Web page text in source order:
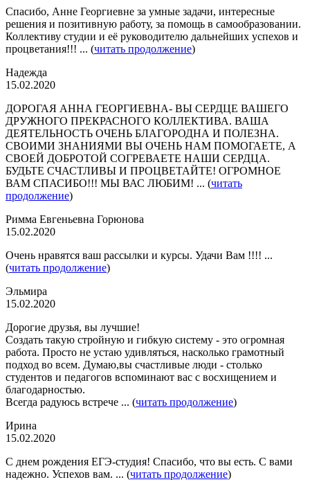
Спасибо, Анне Георгиевне за умные задачи, интересные
решения и позитивную работу, за помощь в самообразовании.
Коллективу студии и её руководителю дальнейших успехов и
процветания!!! ... (читать продолжение)
Надежда
15.02.2020
ДОРОГАЯ АННА ГЕОРГИЕВНА- ВЫ СЕРДЦЕ ВАШЕГО
ДРУЖНОГО ПРЕКРАСНОГО КОЛЛЕКТИВА. ВАША
ДЕЯТЕЛЬНОСТЬ ОЧЕНЬ БЛАГОРОДНА И ПОЛЕЗНА.
СВОИМИ ЗНАНИЯМИ ВЫ ОЧЕНЬ НАМ ПОМОГАЕТЕ, А
СВОЕЙ ДОБРОТОЙ СОГРЕВАЕТЕ НАШИ СЕРДЦА.
БУДЬТЕ СЧАСТЛИВЫ И ПРОЦВЕТАЙТЕ! ОГРОМНОЕ
ВАМ СПАСИБО!!! МЫ ВАС ЛЮБИМ! ... (читать
продолжение)
Римма Евгеньевна Горюнова
15.02.2020
Очень нравятся ваш рассылки и курсы. Удачи Вам !!!! ...
(читать продолжение)
Эльмира
15.02.2020
Дорогие друзья, вы лучшие!
Создать такую стройную и гибкую систему - это огромная
работа. Просто не устаю удивляться, насколько грамотный
подход во всем. Думаю,вы счастливые люди - столько
студентов и педагогов вспоминают вас с восхищением и
благодарностью.
Всегда радуюсь встрече ... (читать продолжение)
Ирина
15.02.2020
С днем рождения ЕГЭ-студия! Спасибо, что вы есть. С вами
надежно. Успехов вам. ... (читать продолжение)